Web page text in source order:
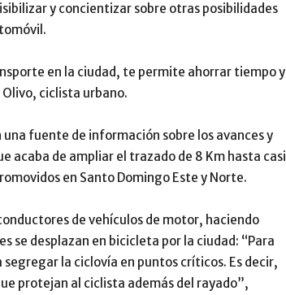
y concientizar sobre otras posibilidades
en la ciudad, te permite ahorrar tiempo y
ciclista urbano.
fuente de información sobre los avances y
acaba de ampliar el trazado de 8 Km hasta casi
en Santo Domingo Este y Norte.
de vehículos de motor, haciendo
se desplazan en bicicleta por la ciudad: “Para
la ciclovía en puntos críticos. Es decir,
protejan al ciclista además del rayado”,